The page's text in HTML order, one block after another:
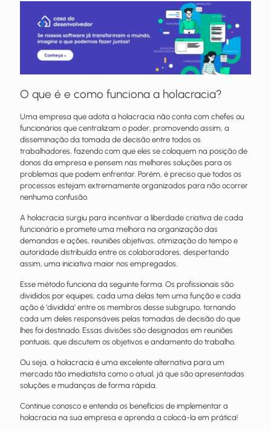
O que é e como funciona a holacracia?
Uma empresa que adota a holacracia não conta com chefes ou
funcionários que centralizam o poder, promovendo assim, a
disseminação da tomada de decisão entre todos os
trabalhadores, fazendo com que eles se coloquem na posição de
donos da empresa e pensem nas melhores soluções para os
problemas que podem enfrentar. Porém, é preciso que todos os
processos estejam extremamente organizados para não ocorrer
nenhuma confusão.
A holacracia surgiu para incentivar a liberdade criativa de cada
funcionário e promete uma melhora na organização das
demandas e ações, reuniões objetivas, otimização do tempo e
autoridade distribuída entre os colaboradores, despertando
assim, uma iniciativa maior nos empregados.
Esse método funciona da seguinte forma. Os profissionais são
divididos por equipes, cada uma delas tem uma função e cada
ação é ‘dividida’ entre os membros desse subgrupo, tornando
cada um deles responsáveis pelas tomadas de decisão do que
lhes foi destinado. Essas divisões são designadas em reuniões
pontuais, que discutem os objetivos e andamento do trabalho.
Ou seja, a holacracia é uma excelente alternativa para um
mercado tão imediatista como o atual, já que são apresentadas
soluções e mudanças de forma rápida.
Continue conosco e entenda os benefícios de implementar a
holacracia na sua empresa e aprenda a colocá-la em prática!